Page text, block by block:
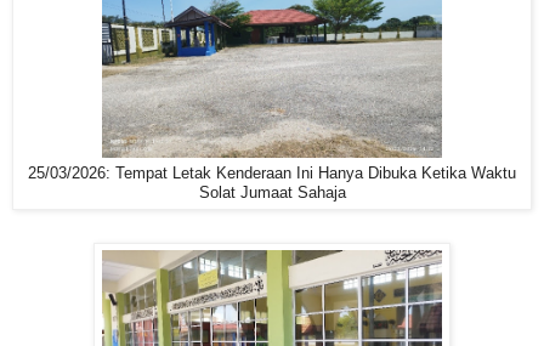
25/03/2026: Tempat Letak Kenderaan Ini Hanya Dibuka Ketika Waktu
Solat Jumaat Sahaja